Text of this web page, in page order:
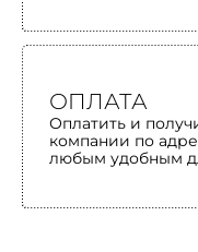
ОПЛАТА
Оплатить и
компании по
любым удобным